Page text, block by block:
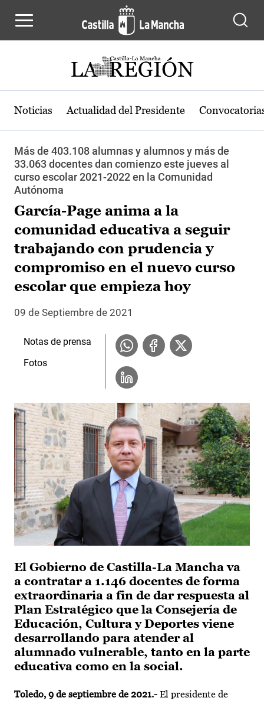
Noticias Actualidad del Presidente
Más de 403.108 alumnas y alumnos y más de
33.063 docentes dan comienzo este jueves al
curso escolar 2021-2022 en la Comunidad
Autónoma
García-Page anima a la
comunidad educativa a seguir
trabajando con prudencia y
compromiso en el nuevo curso
escolar que empieza hoy
09 de Septiembre de 2021
El Gobierno de Castilla-La Mancha va
a contratar a 1.146 docentes de forma
extraordinaria a fin de dar respuesta al
Plan Estratégico que la Consejería de
Educación, Cultura y Deportes viene
desarrollando para atender al
alumnado vulnerable, tanto en la parte
educativa como en la social.
Toledo, 9 de septiembre de 2021.- El presidente de
Notas de prensa
Fotos